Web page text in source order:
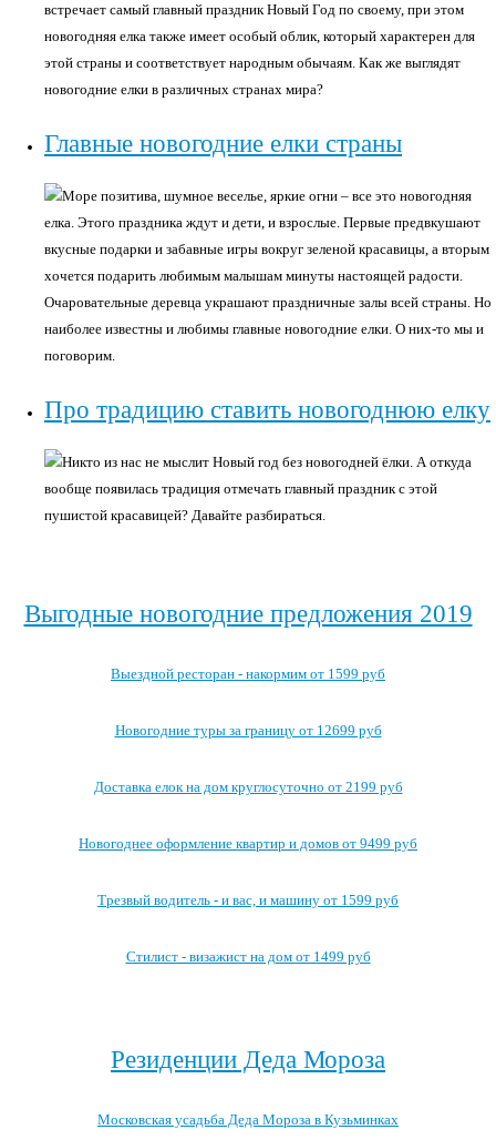
встречает самый главный праздник Новый Год по своему, при этом
новогодняя елка также имеет особый облик, который характерен для
этой страны и соответствует народным обычаям. Как же выглядят
новогодние елки в различных странах мира?
Главные новогодние елки страны
Море позитива, шумное веселье, яркие огни – все это новогодняя
елка. Этого праздника ждут и дети, и взрослые. Первые предвкушают
вкусные подарки и забавные игры вокруг зеленой красавицы, а вторым
хочется подарить любимым малышам минуты настоящей радости.
Очаровательные деревца украшают праздничные залы всей страны. Но
наиболее известны и любимы главные новогодние елки. О них-то мы и
поговорим.
Про традицию ставить новогоднюю елку
Никто из нас не мыслит Новый год без новогодней ёлки. А откуда
вообще появилась традиция отмечать главный праздник с этой
пушистой красавицей? Давайте разбираться.
Выгодные новогодние предложения 2019
Выездной ресторан - накормим от 1599 руб
Новогодние туры за границу от 12699 руб
Доставка елок на дом круглосуточно от 2199 руб
Новогоднее оформление квартир и домов от 9499 руб
Трезвый водитель - и вас, и машину от 1599 руб
Стилист - визажист на дом от 1499 руб
Резиденции Деда Мороза
Московская усадьба Деда Мороза в Кузьминках